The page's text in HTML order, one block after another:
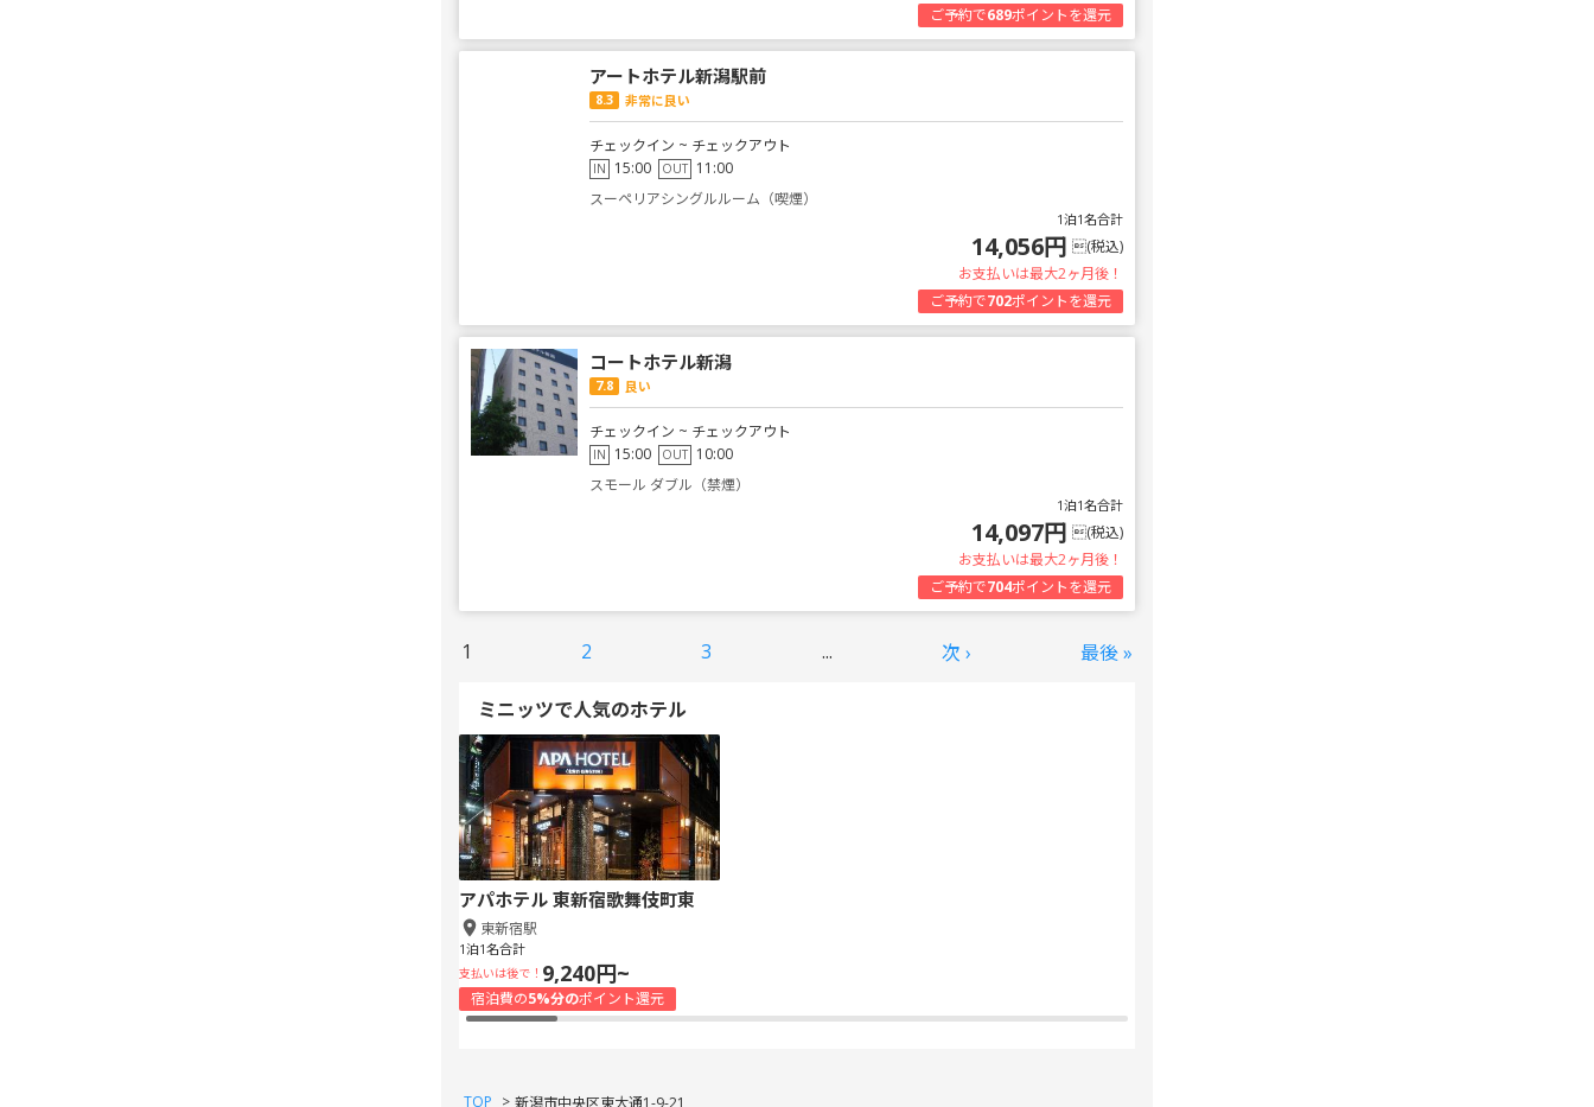
ご予約で689ポイントを還元
アートホテル新潟駅前
8.3 非常に良い
チェックイン ~ チェックアウト
IN 15:00 OUT 11:00
スーペリアシングルルーム（喫煙）
1泊1名合計
14,056円 (税込)
お支払いは最大2ヶ月後！
ご予約で702ポイントを還元
コートホテル新潟
7.8 良い
チェックイン ~ チェックアウト
IN 15:00 OUT 10:00
スモール ダブル（禁煙）
1泊1名合計
14,097円 (税込)
お支払いは最大2ヶ月後！
ご予約で704ポイントを還元
1 2 3 ... 次 › 最後 »
ミニッツで人気のホテル
アパホテル 東新宿歌舞伎町東
東新宿駅
1泊1名合計
支払いは後で！ 9,240円~
宿泊費の5%分のポイント還元
TOP >